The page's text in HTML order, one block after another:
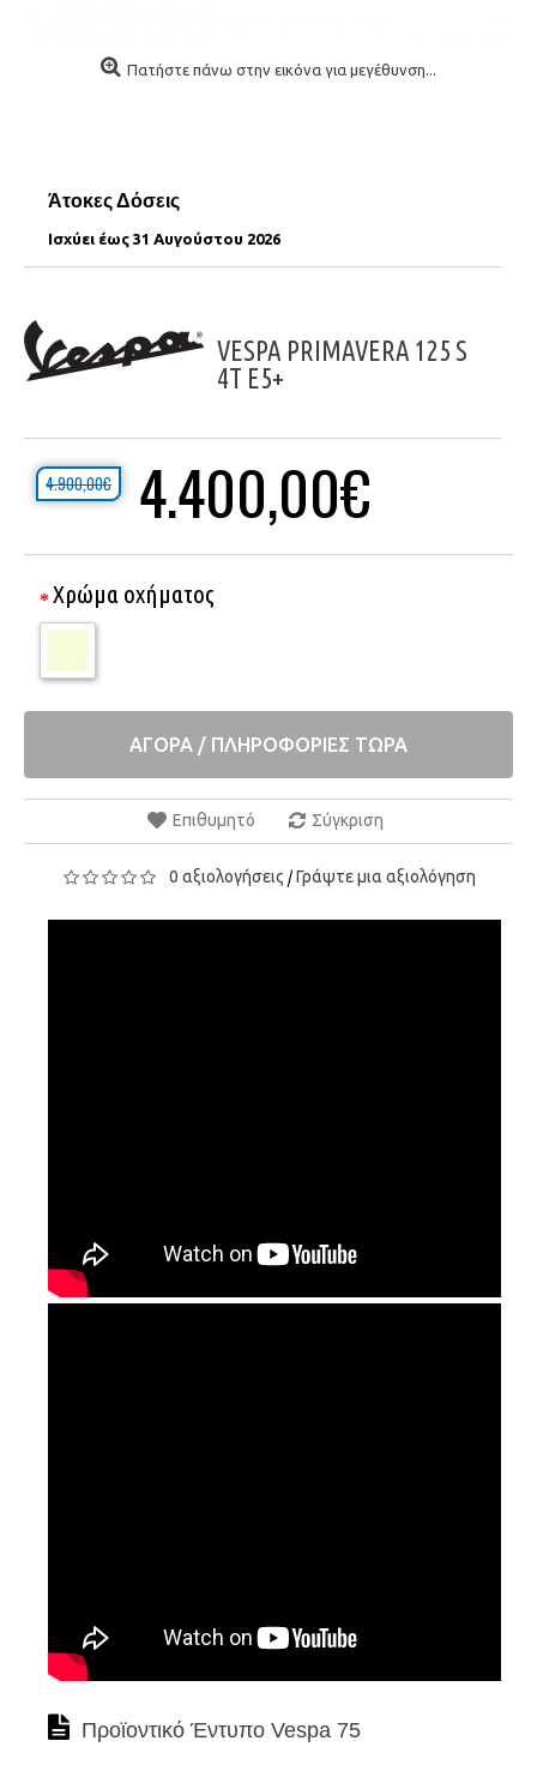
Πατήστε πάνω στην εικόνα για μεγέθυνση...
Άτοκες Δόσεις
Ισχύει έως 31 Αυγούστου 2026
VESPA PRIMAVERA 125 S
4T E5+
4.900,00€ 4.400,00€
Χρώμα οχήματος
ΑΓΟΡΑ / ΠΛΗΡΟΦΟΡΙΕΣ ΤΩΡΑ
Επιθυμητό Σύγκριση
0 αξιολογήσεις /Γράψτε μια αξιολόγηση
Προϊοντικό Έντυπο Vespa 75